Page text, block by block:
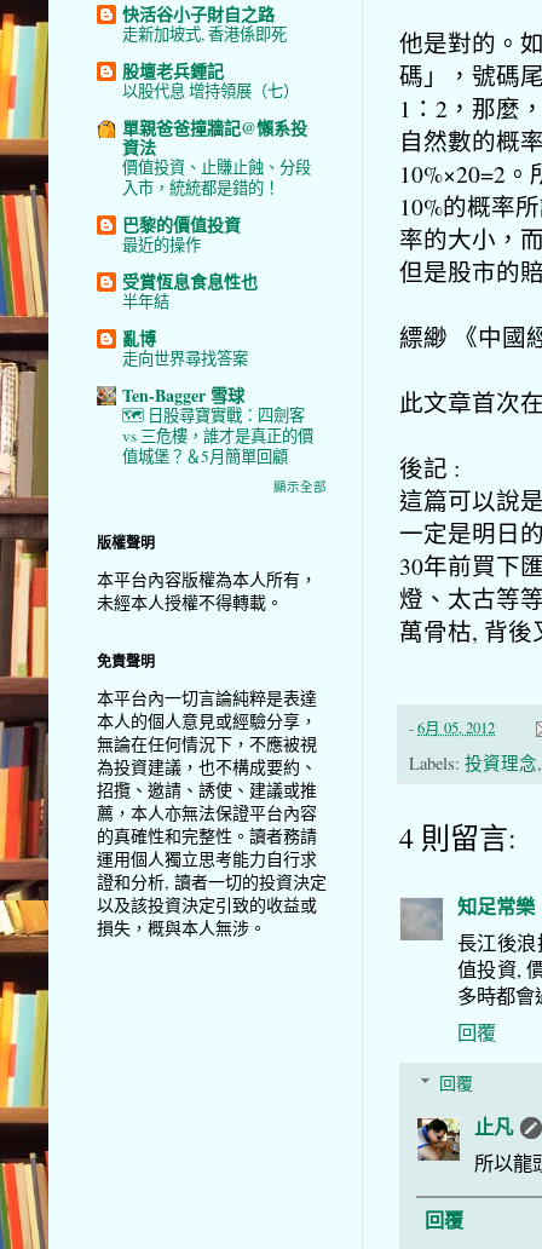
他是對的。
碼」，號碼
1：2，那麼
自然數的概
10%×20=2
10%的概率
率的大小，
但是股市的
縹緲 《中國
此文章首次
後記 :
這篇可以說
一定是明日
30年前買下
燈、太古等
萬骨枯, 背後
-6月 05, 2012
Labels: 投資理念
4 則留言:
知足常樂
長江後
值投資,
多時都會
回覆
回覆
止凡
所以龍
回覆
快活谷小子財自之路
走新加坡式, 香港係即死
股壇老兵鍾記
以股代息 增持領展（七）
單親爸爸撞牆記@懶系投
資法
價值投資、止賺止蝕、分段
入市，統統都是錯的！
巴黎的價值投資
最近的操作
受賞恆息食息性也
半年結
亂博
走向世界尋找答案
Ten-Bagger 雪球
🗺️ 日股尋寶實戰：四劍客
vs 三危樓，誰才是真正的價
值城堡？＆5月簡單回顧
顯示全部
版權聲明
本平台內容版權為本人所有，
未經本人授權不得轉載。
免責聲明
本平台內一切言論純粹是表達
本人的個人意見或經驗分享，
無論在任何情況下，不應被視
為投資建議，也不構成要約、
招攬、邀請、誘使、建議或推
薦，本人亦無法保證平台內容
的真確性和完整性。讀者務請
運用個人獨立思考能力自行求
證和分析, 讀者一切的投資決定
以及該投資決定引致的收益或
損失，概與本人無涉。